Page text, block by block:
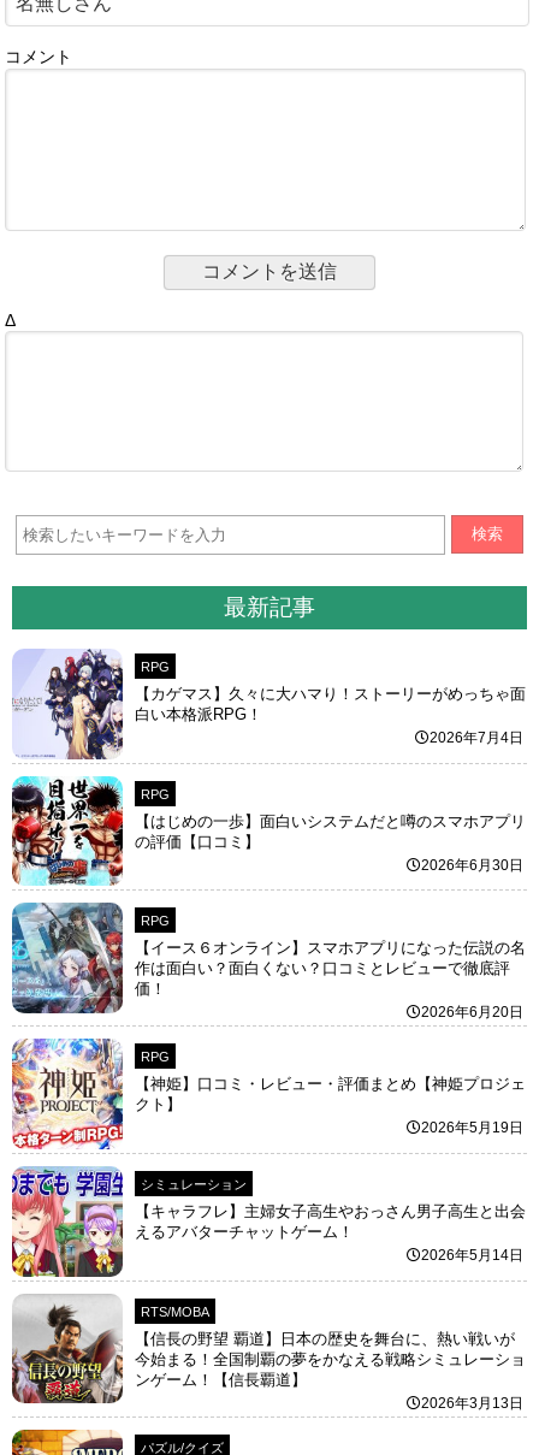
コメント
Δ
検索
最新記事
RPG
【カゲマス】久々に大ハマり！ストーリーがめっちゃ面
白い本格派RPG！
2026年7月4日
RPG
【はじめの一歩】面白いシステムだと噂のスマホアプリ
の評価【口コミ】
2026年6月30日
RPG
【イース６オンライン】スマホアプリになった伝説の名
作は面白い？面白くない？口コミとレビューで徹底評
価！
2026年6月20日
RPG
【神姫】口コミ・レビュー・評価まとめ【神姫プロジェ
クト】
2026年5月19日
シミュレーション
【キャラフレ】主婦女子高生やおっさん男子高生と出会
えるアバターチャットゲーム！
2026年5月14日
RTS/MOBA
【信長の野望 覇道】日本の歴史を舞台に、熱い戦いが
今始まる！全国制覇の夢をかなえる戦略シミュレーショ
ンゲーム！【信長覇道】
2026年3月13日
パズル/クイズ